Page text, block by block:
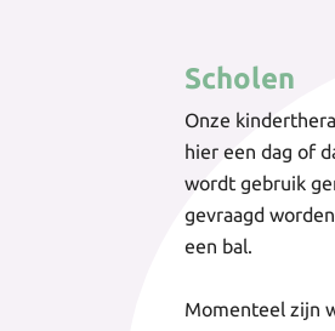
Scholen
Onze
hier een dag of
wordt gebruik
gevraagd
een bal.
Momenteel zijn